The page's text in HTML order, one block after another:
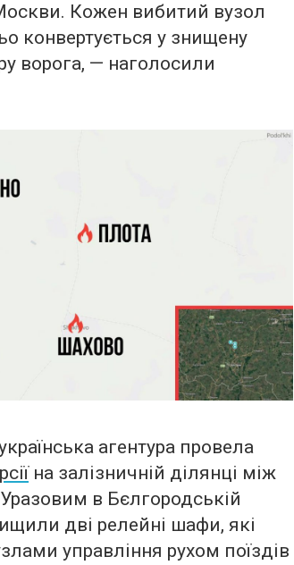
Кожен вибитий вузол
конвертується у знищену
ворога, — наголосили
агентура провела
на залізничній ділянці між
в Бєлгородській
дві релейні шафи, які
управління рухом поїздів